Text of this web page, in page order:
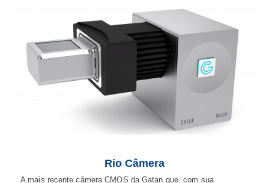
Rio Câmera
A mais recente câmera CMOS da Gatan que, com sua